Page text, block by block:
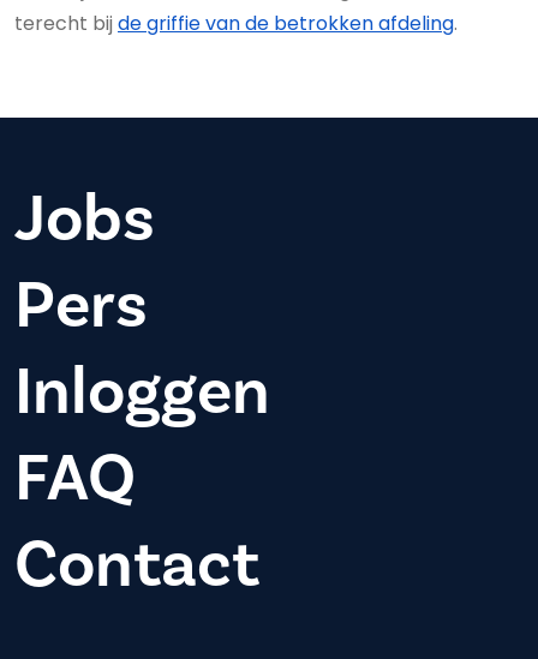
terecht bij de griffie van de betrokken afdeling.
Jobs
Pers
Inloggen
FAQ
Contact